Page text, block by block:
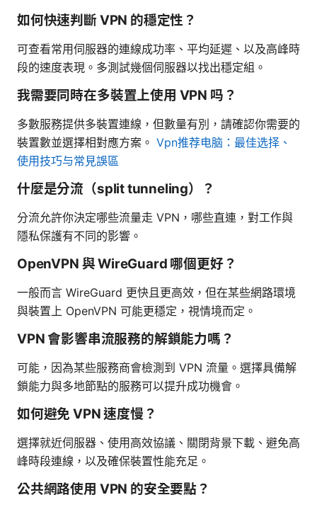
如何快速判斷 VPN 的穩定性？
可查看常用伺服器的連線成功率、平均延遲、以及高峰時
段的速度表現。多測試幾個伺服器以找出穩定組。
我需要同時在多裝置上使用 VPN 吗？
多數服務提供多裝置連線，但數量有別，請確認你需要的
裝置數並選擇相對應方案。 Vpn推荐电脑：最佳选择、
使用技巧与常見誤區
什麼是分流（split tunneling）？
分流允許你決定哪些流量走 VPN，哪些直連，對工作與
隱私保護有不同的影響。
OpenVPN 與 WireGuard 哪個更好？
一般而言 WireGuard 更快且更高效，但在某些網路環境
與裝置上 OpenVPN 可能更穩定，視情境而定。
VPN 會影響串流服務的解鎖能力嗎？
可能，因為某些服務商會檢測到 VPN 流量。選擇具備解
鎖能力與多地節點的服務可以提升成功機會。
如何避免 VPN 速度慢？
選擇就近伺服器、使用高效協議、關閉背景下載、避免高
峰時段連線，以及確保裝置性能充足。
公共網路使用 VPN 的安全要點？